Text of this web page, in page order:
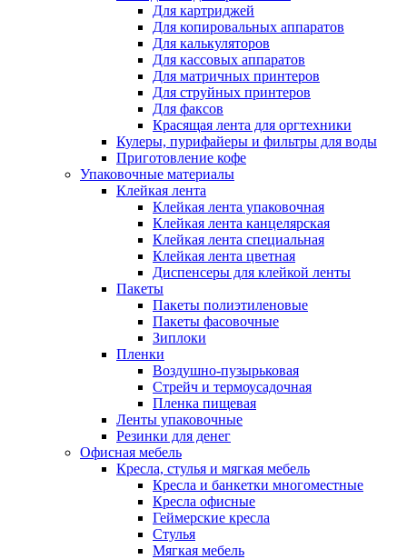
Для картриджей
Для копировальных аппаратов
Для калькуляторов
Для кассовых аппаратов
Для матричных принтеров
Для струйных принтеров
Для факсов
Красящая лента для оргтехники
Кулеры, пурифайеры и фильтры для воды
Приготовление кофе
Упаковочные материалы
Клейкая лента
Клейкая лента упаковочная
Клейкая лента канцелярская
Клейкая лента специальная
Клейкая лента цветная
Диспенсеры для клейкой ленты
Пакеты
Пакеты полиэтиленовые
Пакеты фасовочные
Зиплоки
Пленки
Воздушно-пузырьковая
Стрейч и термоусадочная
Пленка пищевая
Ленты упаковочные
Резинки для денег
Офисная мебель
Кресла, стулья и мягкая мебель
Кресла и банкетки многоместные
Кресла офисные
Геймерские кресла
Стулья
Мягкая мебель